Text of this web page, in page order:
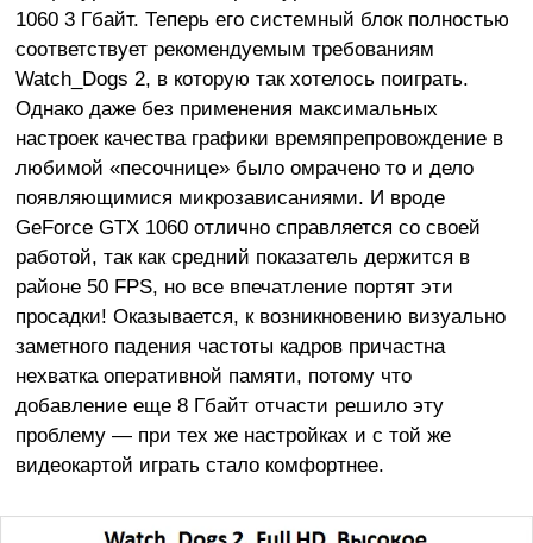
1060 3 Гбайт. Теперь его системный блок полностью
соответствует рекомендуемым требованиям
Watch_Dogs 2, в которую так хотелось поиграть.
Однако даже без применения максимальных
настроек качества графики времяпрепровождение в
любимой «песочнице» было омрачено то и дело
появляющимися микрозависаниями. И вроде
GeForce GTX 1060 отлично справляется со своей
работой, так как средний показатель держится в
районе 50 FPS, но все впечатление портят эти
просадки! Оказывается, к возникновению визуально
заметного падения частоты кадров причастна
нехватка оперативной памяти, потому что
добавление еще 8 Гбайт отчасти решило эту
проблему — при тех же настройках и с той же
видеокартой играть стало комфортнее.